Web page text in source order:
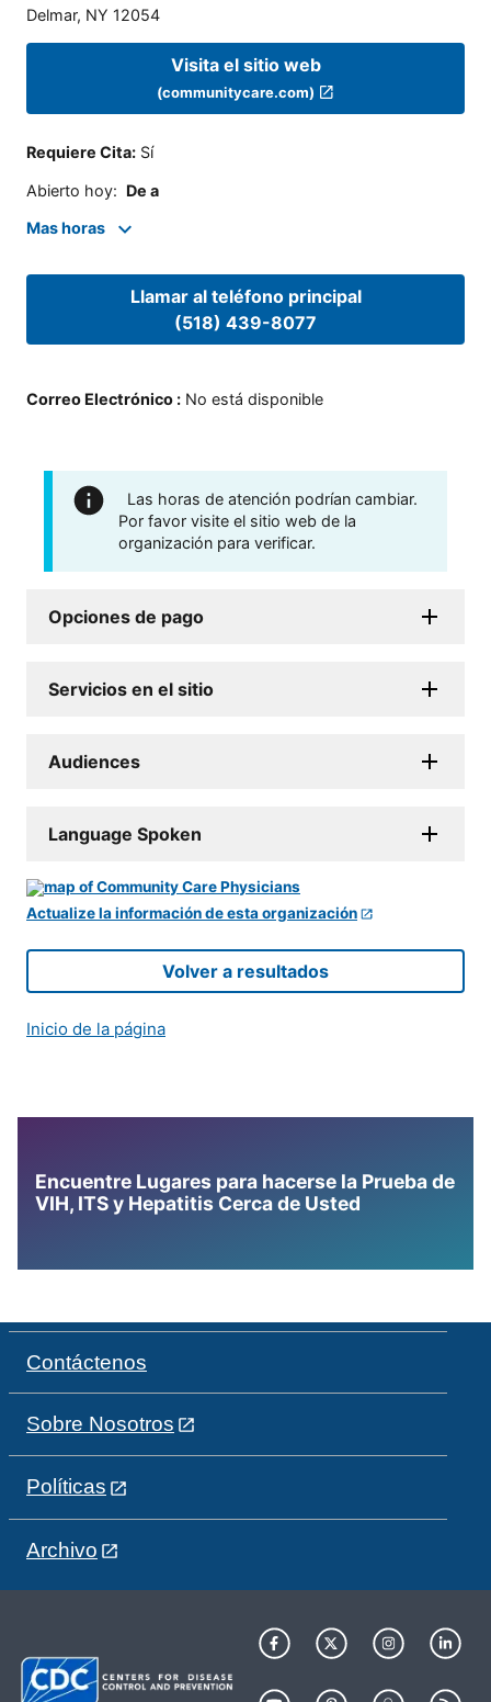
Delmar, NY 12054
Visita el sitio web
(communitycare.com)
Requiere Cita: Sí
Abierto hoy: De a
Mas horas
Llamar al teléfono principal
(518) 439-8077
Correo Electrónico : No está disponible
Las horas de atención podrían cambiar.
Por favor visite el sitio web de la
organización para verificar.
Opciones de pago
Servicios en el sitio
Audiences
Language Spoken
Actualize la información de esta organización
Volver a resultados
Inicio de la página
Encuentre Lugares para hacerse la Prueba de
VIH, ITS y Hepatitis Cerca de Usted
Contáctenos
Sobre Nosotros
Políticas
Archivo